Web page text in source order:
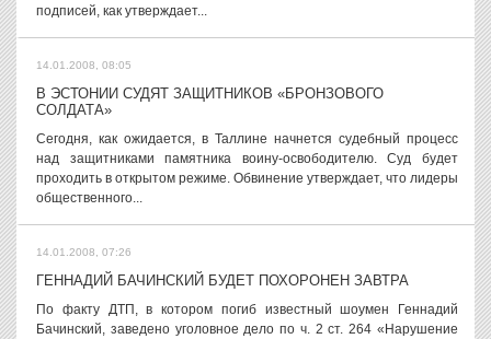
подписей, как утверждает...
14.01.2008, 08:05
В ЭСТОНИИ СУДЯТ ЗАЩИТНИКОВ «БРОНЗОВОГО
СОЛДАТА»
Сегодня, как ожидается, в Таллине начнется судебный процесс
над защитниками памятника воину-освободителю. Суд будет
проходить в открытом режиме. Обвинение утверждает, что лидеры
общественного...
14.01.2008, 07:26
ГЕННАДИЙ БАЧИНСКИЙ БУДЕТ ПОХОРОНЕН ЗАВТРА
По факту ДТП, в котором погиб известный шоумен Геннадий
Бачинский, заведено уголовное дело по ч. 2 ст. 264 «Нарушение